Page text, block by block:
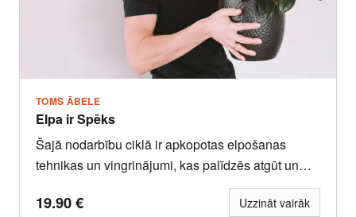
TOMS ĀBELE
Elpa ir Spēks
Šajā nodarbību ciklā ir apkopotas elpošanas
tehnikas un vingrinājumi, kas palīdzēs atgūt un
uzturēt ikdienas enerģiju, dzīvesprieku un...
19.90€ Uzzināt vairāk